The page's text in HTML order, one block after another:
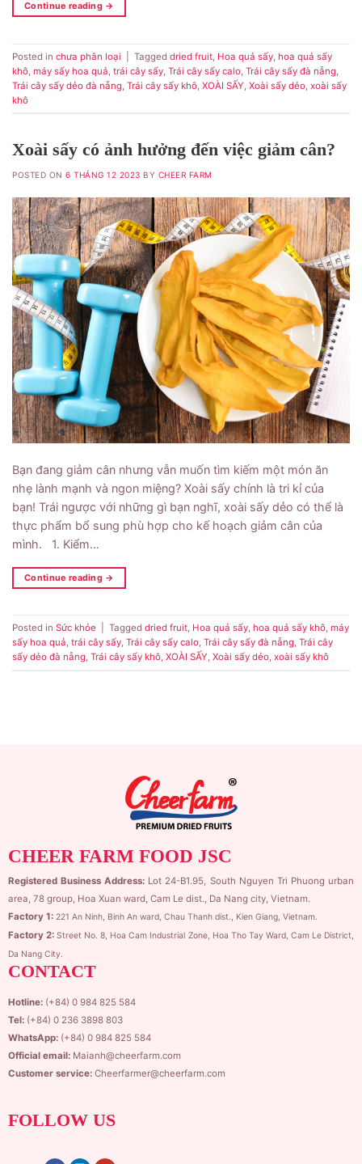
Continue reading →
Posted in chưa phân loại Tagged dried fruit Hoa quả sấy hoa quả sấy
khô máy sấy hoa quả trái cây sấy Trái cây sấy calo Trái cây sấy đà nẵng
Trái cây sấy dẻo đà nẵng Trái cây sấy khô XOÀI SẤY Xoài sấy dẻo xoài sấy
khô
Xoài sấy có ảnh hưởng đến việc giảm cân?
POSTED ON6 THÁNG 12 2023 BY CHEER FARM
Bạn đang giảm cân nhưng vẫn muốn tìm kiếm một món ăn
nhẹ lành mạnh và ngon miệng? Xoài sấy chính là tri kỉ của
bạn! Trái ngược với những gì bạn nghĩ, xoài sấy dẻo có thể là
thực phẩm bổ sung phù hợp cho kế hoạch giảm cân của
mình. 1. Kiểm…
Continue reading →
Posted in Sức khỏe Tagged dried fruit Hoa quả sấy hoa quả sấy khô máy
sấy hoa quả trái cây sấy Trái cây sấy calo Trái cây sấy đà nẵng Trái cây
sấy dẻo đà nẵng Trái cây sấy khô XOÀI SẤY Xoài sấy dẻo xoài sấy khô
CHEER FARM FOOD JSC
Registered Business Address: Lot 24-B1.95, South Nguyen Tri Phuong urban
area, 78 group, Hoa Xuan ward, Cam Le dist., Da Nang city, Vietnam.
Factory 1: 221 An Ninh, Binh An ward, Chau Thanh dist., Kien Giang, Vietnam.
Factory 2: Street No. 8, Hoa Cam Industrial Zone, Hoa Tho Tay Ward, Cam Le District,
Da Nang City.
CONTACT
Hotline:(+84) 0 984 825 584
Tel:(+84) 0 236 3898 803
WhatsApp:(+84) 0 984 825 584
Official email: Maianh@cheerfarm.com
Customer service: Cheerfarmer@cheerfarm.com
FOLLOW US